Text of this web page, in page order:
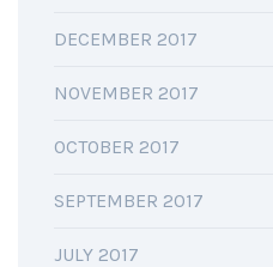
DECEMBER 2017
NOVEMBER 2017
OCTOBER 2017
SEPTEMBER 2017
JULY 2017